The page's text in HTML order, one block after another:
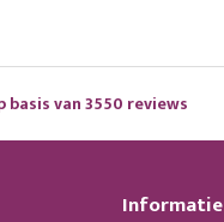
basis van 3550 reviews
Informatie